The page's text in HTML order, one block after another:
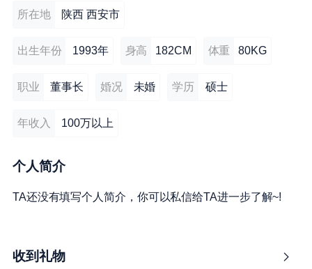
所在地 陕西 西安市
出生年份 1993年 身高 182CM 体重 80KG
职业 董事长 婚况 未婚 学历 硕士
年收入 100万以上
个人简介
TA还没有填写个人简介，你可以私信给TA进一步了解~!
收到礼物